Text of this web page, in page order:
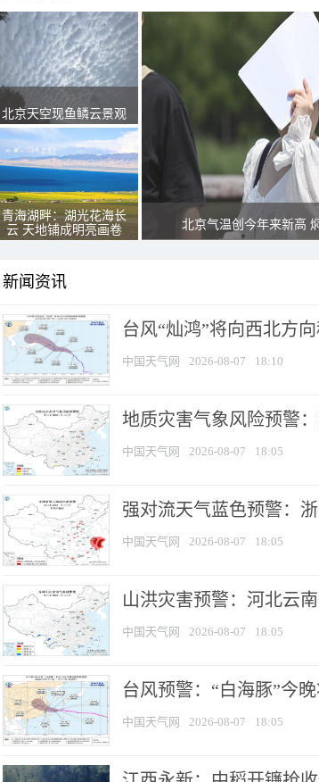
北京天空现鱼鳞云景观
青海湖畔：湖光花海长
云 天地铺成明亮画卷
北京气温创今年来新高
新闻资讯
台风“灿鸿”将向西北方
中国天气网 2026-08-07 18:10
地质灾害气象风险预警
中国天气网 2026-08-07 18:05
强对流天气蓝色预警：
中国天气网 2026-08-07 18:05
山洪灾害预警：河北云
中国天气网 2026-08-07 18:05
台风预警：“白海豚”今
中国天气网 2026-08-07 18:05